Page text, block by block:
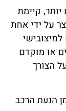
יותר, קיימת
על ידי אחת
או מוקדם
הצורך
הנעת הרכב